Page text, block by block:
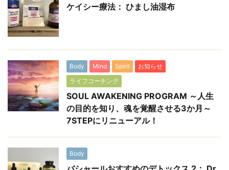
ケイシー療法： ひまし油湿布
Body Mind Spirit
お知らせ
ライフコーチング
SOUL AWAKENING PROGRAM ～人生
の目的を知り、魂を覚醒させる3か月～
7STEPにリニューアル！
Body